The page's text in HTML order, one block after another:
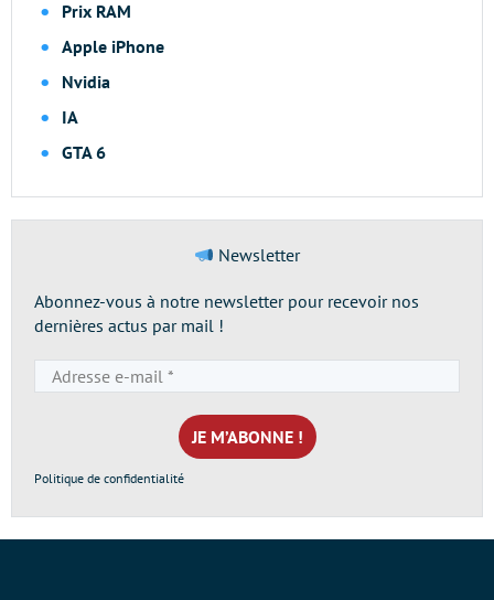
Prix RAM
Apple iPhone
Nvidia
IA
GTA 6
Newsletter
Abonnez-vous à notre newsletter pour recevoir nos
dernières actus par mail !
e-
mail
*
Politique de confidentialité